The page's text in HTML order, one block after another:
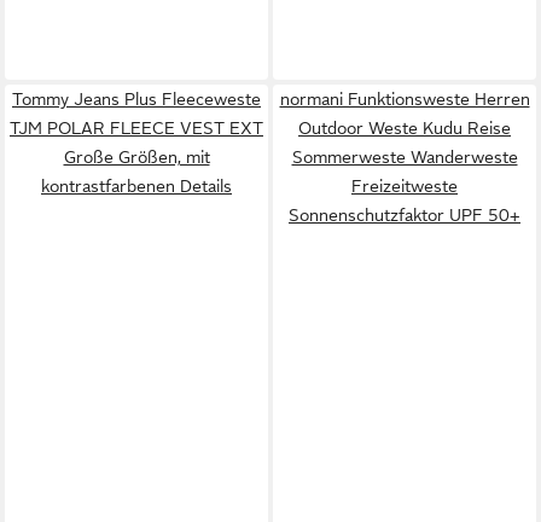
Tommy Jeans Plus Fleeceweste
TJM POLAR FLEECE VEST EXT
Große Größen, mit
kontrastfarbenen Details
normani Funktionsweste Herren
Outdoor Weste Kudu Reise
Sommerweste Wanderweste
Freizeitweste
Sonnenschutzfaktor UPF 50+